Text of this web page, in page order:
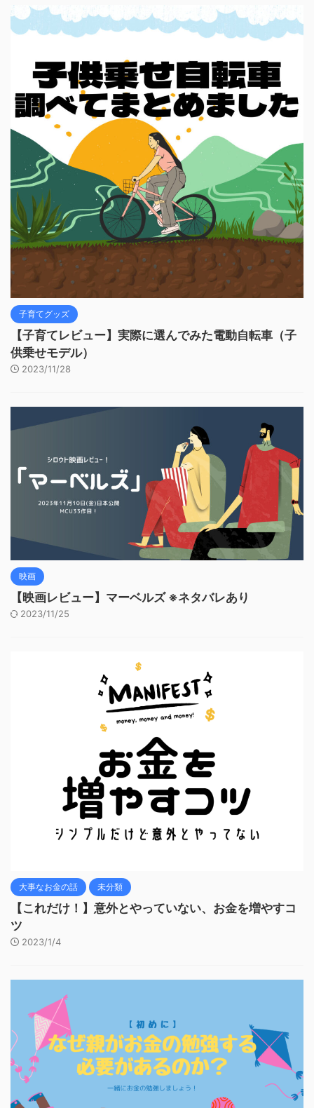
子育てグッズ
【子育てレビュー】実際に選んでみた電動自転車（子
供乗せモデル）
2023/11/28
映画
【映画レビュー】マーベルズ ※ネタバレあり
2023/11/25
大事なお金の話 未分類
【これだけ！】意外とやっていない、お金を増やすコ
ツ
2023/1/4